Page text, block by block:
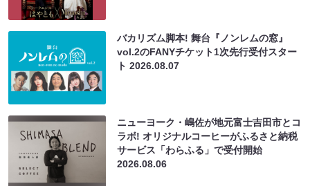
バカリズム脚本! 舞台『ノンレムの窓』
vol.2のFANYチケット1次先行受付スター
ト2026.08.07
ニューヨーク・嶋佐が地元富士吉田市とコ
ラボ! オリジナルコーヒーがふるさと納税
サービス「わらふる」で受付開始
2026.08.06